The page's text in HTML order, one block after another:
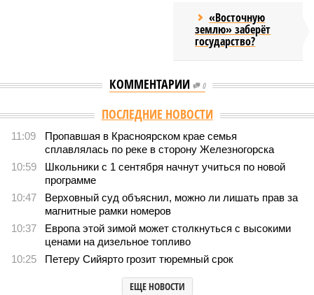
«Восточную
землю» заберёт
государство?
КОММЕНТАРИИ 0
ПОСЛЕДНИЕ НОВОСТИ
11:09
Пропавшая в Красноярском крае семья
сплавлялась по реке в сторону Железногорска
10:59
Школьники с 1 сентября начнут учиться по новой
программе
10:47
Верховный суд объяснил, можно ли лишать прав за
магнитные рамки номеров
10:37
Европа этой зимой может столкнуться с высокими
ценами на дизельное топливо
10:25
Петеру Сийярто грозит тюремный срок
ЕЩЕ НОВОСТИ